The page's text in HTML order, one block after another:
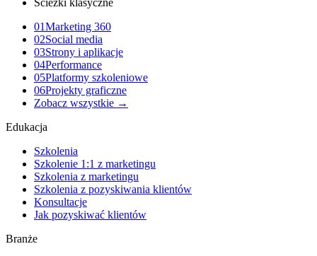
Ścieżki klasyczne
01Marketing 360
02Social media
03Strony i aplikacje
04Performance
05Platformy szkoleniowe
06Projekty graficzne
Zobacz wszystkie →
Edukacja
Szkolenia
Szkolenie 1:1 z marketingu
Szkolenia z marketingu
Szkolenia z pozyskiwania klientów
Konsultacje
Jak pozyskiwać klientów
Branże